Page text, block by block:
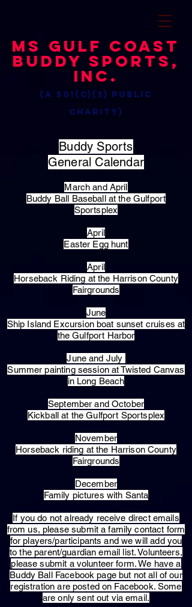
MS Gulf Coast
Buddy Sports,
Inc.
(a 501(c)(3) public
charity)
Buddy Sports
General Calendar
March and April
Buddy Ball Baseball at the Gulfport
Sportsplex
April
Easter Egg hunt
April
Horseback Riding at the Harrison County
Fairgrounds
June
Ship Island Excursion boat sunset cruises at
the Gulfport Harbor
June and July
Summer painting session at Twisted Canvas
in Long Beach
September and October
Kickball at the Gulfport Sportsplex
November
Horseback riding at the Harrison County
Fairgrounds
December
Family pictures with Santa
​If you do not already receive direct emails
from us, please submit a family contact form
for players/participants and we will add you
to the parent/guardian email list. Volunteers,
please submit a volunteer form. We have a
Buddy Ball Facebook page but not all of our
registration are posted on Facebook. Some
are only sent out via email.